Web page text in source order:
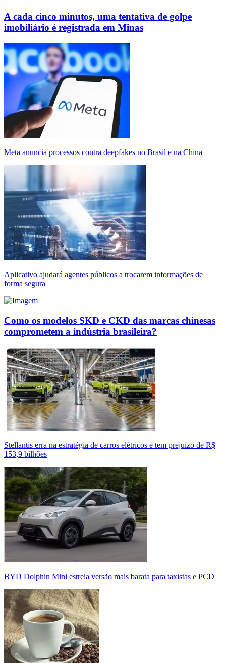
A cada cinco minutos, uma tentativa de golpe
imobiliário é registrada em Minas
Meta anuncia processos contra deepfakes no Brasil e na China
Aplicativo ajudará agentes públicos a trocarem informações de
forma segura
Como os modelos SKD e CKD das marcas chinesas
comprometem a indústria brasileira?
Stellantis erra na estratégia de carros elétricos e tem prejuízo de R$
153,9 bilhões
BYD Dolphin Mini estreia versão mais barata para taxistas e PCD